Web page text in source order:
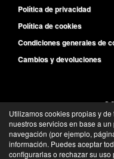
Política de privacidad
Política de cookies
Condiciones generales de
Cambios y devoluciones
L-V de 8:30h
S
©Recambios del Primer
Utilizamos cookies propias y
nuestros servicios en base a
navegación (por ejemplo,
información. Puedes aceptar
configurarlas o rechazar su